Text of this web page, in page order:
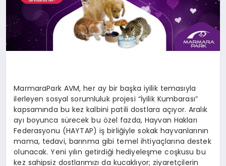
MarmaraParkAVM, her ay bir başka iyilik temasıyla
ilerleyen sosyal sorumluluk projesi “İyilik Kumbarası”
kapsamında bu kez kalbinipatili dostlara açıyor. Aralık
ayı boyunca sürecek bu özel fazda, Hayvan Hakları
Federasyonu (HAYTAP) iş birliğiyle sokak hayvanlarının
mama, tedavi, barınma gibi temel ihtiyaçlarına destek
olunacak. Yeni yılın getirdiği hediyeleşme coşkusu bu
kez sahipsiz dostlarımızı da kucaklıyor; ziyaretçilerin